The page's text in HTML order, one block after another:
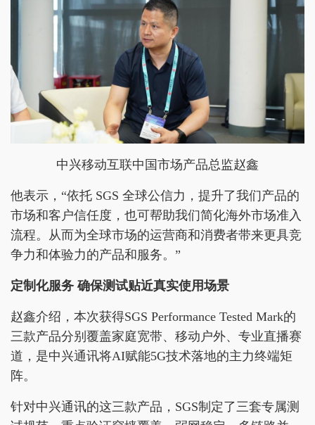
中兴移动互联中国市场产品总监赵鑫
他表示，“依托 SGS 全球公信力，提升了我们产品的
市场和客户信任度，也可帮助我们简化海外市场准入
流程。从而为全球市场的运营商和消费者带来更具竞
争力和体验力的产品和服务。”
定制化服务 确保测试贴近真实使用场景
赵鑫介绍，本次获得SGS Performance Tested Mark的
三款产品分别覆盖家庭宽带、移动户外、专业直播赛
道，是中兴通讯将AI赋能5G技术落地的主力终端矩
阵。
针对中兴通讯的这三款产品，SGS制定了三套专属测